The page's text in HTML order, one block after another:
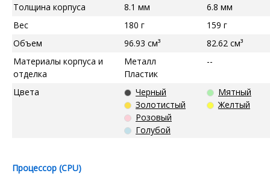
Толщина корпуса
8.1 мм
6.8 мм
Вес
180 г
159 г
Объем
96.93 см³
82.62 см³
Материалы корпуса и
отделка
Металл
Пластик
--
Цвета
Черный
Золотистый
Розовый
Голубой
Мятный
Желтый
Процессор (CPU)